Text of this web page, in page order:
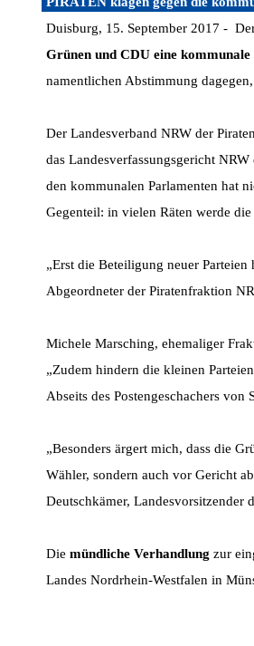
Duisburg, 15. September 2017 -
Grünen und CDU eine
namentlichen Abstimmung
Der Landesverband NRW der
das Landesverfassungsgericht
den kommunalen Parlamenten hat
Gegenteil: in vielen Räten werde
„Erst die Beteiligung neuer
Abgeordneter der Piratenfraktion
Michele Marsching, ehemaliger
„Zudem hindern die kleinen
Abseits des Postengeschachers von
„Besonders ärgert mich, dass die
Wähler, sondern auch vor Gericht
Deutschkämer, Landesvorsitzender
Die mündliche Verhandlung zur
Landes Nordrhein-Westfalen in